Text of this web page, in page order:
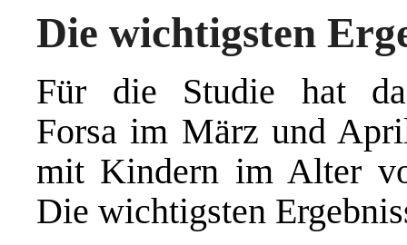
Die wichtigsten
Für die Studie hat
Forsa im März und
mit Kindern im Alter
Die wichtigsten